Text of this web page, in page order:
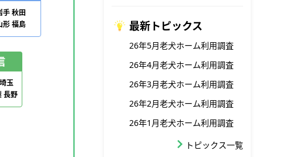
手秋田
形福島
埼玉
長野
最新トピックス
26年5月老犬ホーム利用調査
26年4月老犬ホーム利用調査
26年3月老犬ホーム利用調査
26年2月老犬ホーム利用調査
26年1月老犬ホーム利用調査
トピックス一覧